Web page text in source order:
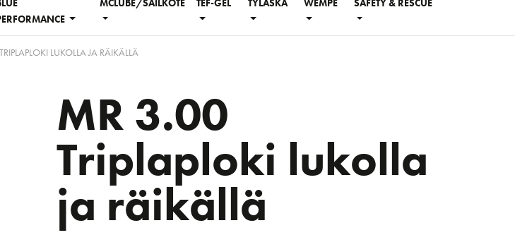
MCLUBE/SAILKOTE TEF-GEL TYLASKA WEMPE SAFETY & RESCUE
LUKOLLA JA RÄIKÄLLÄ
MR 3.00
Triplaploki lukolla
ja räikällä